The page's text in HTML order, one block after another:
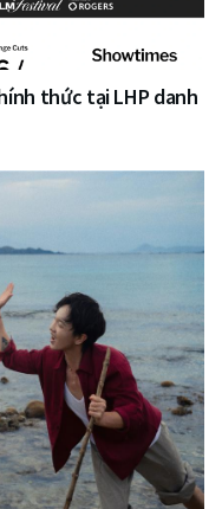
thức tại LHP danh